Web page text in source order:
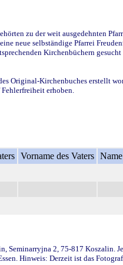
zu der weit ausgedehnten
neue selbständige Pfarrei
Kirchenbüchern gesucht
Original-Kirchenbuches erstellt
erhoben.
Vorname des Vaters
2, 75-817 Koszalin.
Hinweis: Derzeit ist das